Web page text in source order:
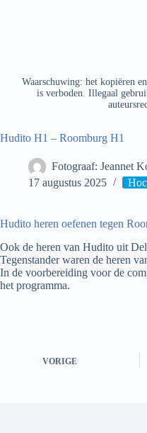
Waarschuwing: het kopiëren
is verboden. Illegaal
Hudito H1 – Roomburg H1
Fotograaf: Jeannet
17 augustus 2025
Hudito heren oefenen tegen
Ook de heren van Hudito uit
Tegenstander waren de heren
In de voorbereiding voor de
het programma.
VORIGE